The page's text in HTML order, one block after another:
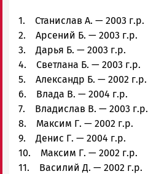
1. Станислав А. — 2003 г.р.
2. Арсений Б. — 2003 г.р.
3. Дарья Б. — 2003 г.р.
4. Светлана Б. — 2003 г.р.
5. Александр Б. — 2002 г.р.
6. Влада В. — 2004 г.р.
7. Владислав В. — 2003 г.р.
8. Максим Г. — 2002 г.р.
9. Денис Г. — 2004 г.р.
10. Максим Г. — 2002 г.р.
11. Василий Д. — 2002 г.р.